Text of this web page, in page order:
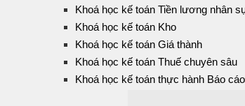
Khoá học kế toán Tiền lương nhân
Khoá học kế toán Kho
Khoá học kế toán Giá thành
Khoá học kế toán Thuế chuyên sâu
Khoá học kế toán thực hành Báo